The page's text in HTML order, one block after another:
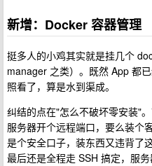
新增：Docker 容器管理
挺多人的小鸡其实就是挂几个
manager 之类）。既然 App 都
照看了，算是水到渠成。
纠结的点在"怎么不破坏零安装"
服务器开个远程端口，要么装
是个安全口子，装东西又违背了
最后还是全程走 SSH 搞定，服务